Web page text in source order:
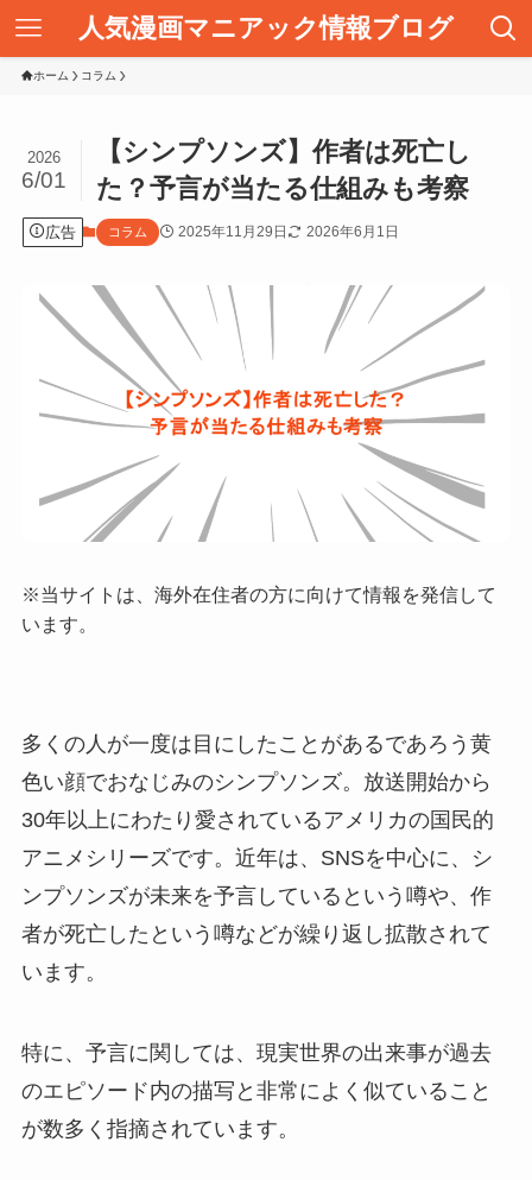
人気漫画マニアック情報ブログ
ホーム コラム
【シンプソンズ】作者は死亡し
た？予言が当たる仕組みも考察
2026
6/01
広告 コラム 2025年11月29日 2026年6月1日
※当サイトは、海外在住者の方に向けて情報を発信して
います。
多くの人が一度は目にしたことがあるであろう黄
色い顔でおなじみのシンプソンズ。放送開始から
30年以上にわたり愛されているアメリカの国民的
アニメシリーズです。近年は、SNSを中心に、シ
ンプソンズが未来を予言しているという噂や、作
者が死亡したという噂などが繰り返し拡散されて
います。
特に、予言に関しては、現実世界の出来事が過去
のエピソード内の描写と非常によく似ていること
が数多く指摘されています。